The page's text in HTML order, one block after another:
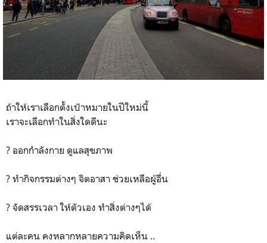
ถ้าให้เราเลือกตั้งเป้าหมายในปีใหม่นี้
เราจะเลือกทำในสิ่งใดดีนะ
? ออกกำลังกาย ดูแลสุขภาพ
? ทำกิจกรรมต่างๆ จิตอาสา ช่วยเหลือผู้อื่น
? จัดสรรเวลา ให้ตัวเอง ทำสิ่งต่างๆได้
แต่ละคน คงหลากหลายความคิดเห็น ..